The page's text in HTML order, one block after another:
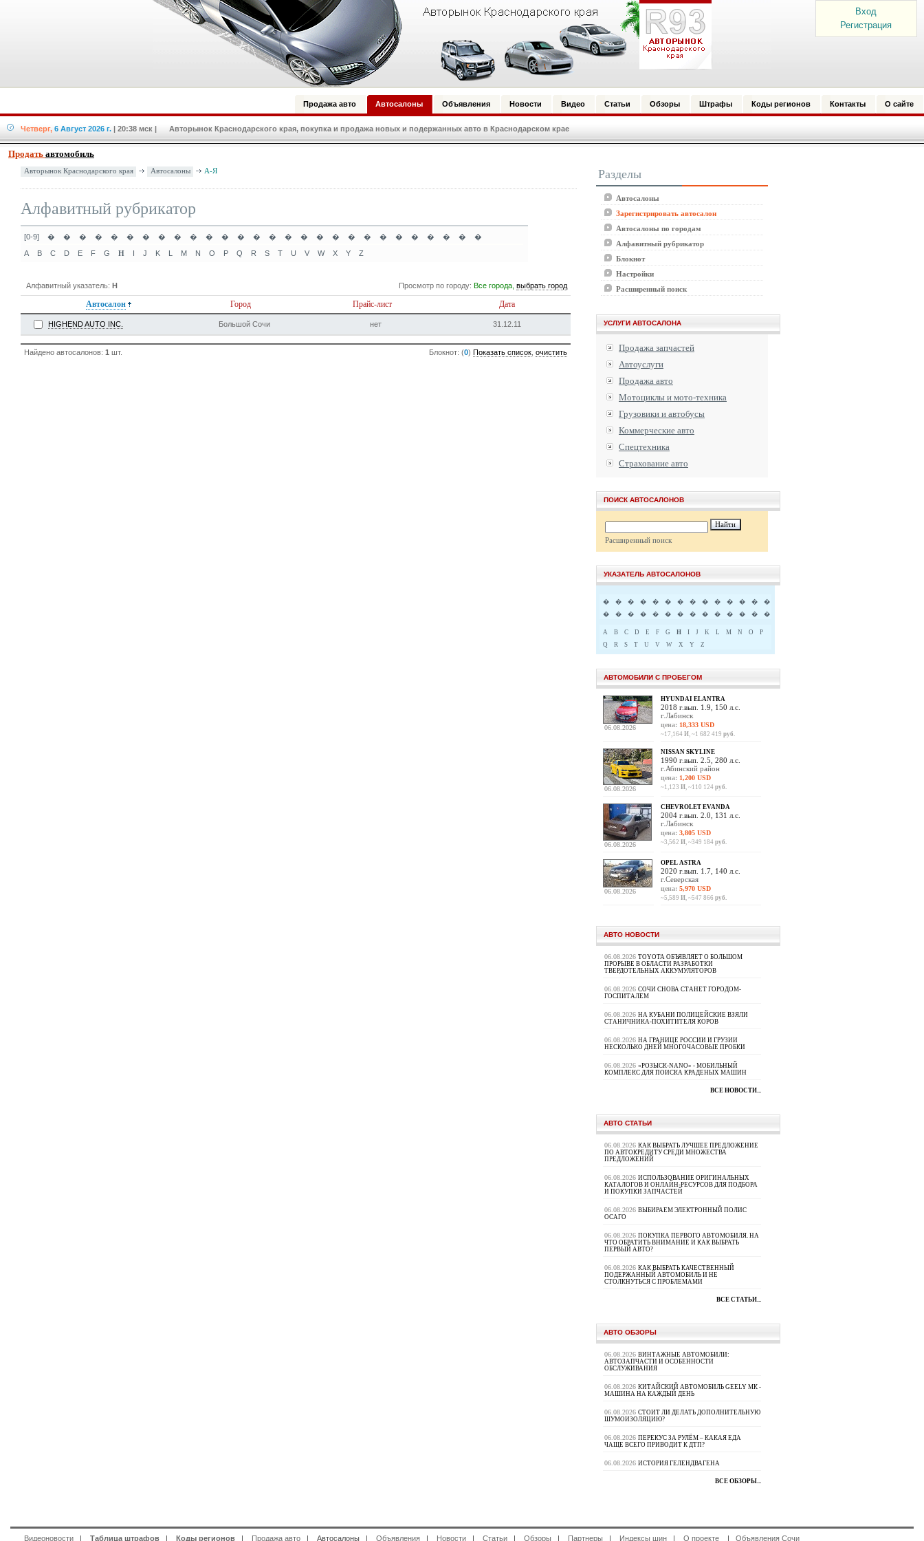
Вход
Регистрация
Продажа авто Автосалоны Объявления Новости Видео Статьи Обзоры Штрафы Коды регионов Контакты О сайте
Четверг, 6 Август 2026 г. | 20:38 мск | Авторынок Краснодарского края, покупка и продажа новых и подержанных авто в Краснодарском крае
Продать автомобиль
Авторынок Краснодарского края Автосалоны А-Я
Алфавитный рубрикатор
[0-9] � � � � � � � � � � � � � � � � � � � � � � � � � � �
�
A
B C D E F G H I J K L M N O P Q R S T U V W X Y Z
Алфавитный указатель:H Просмотр по городу:Все города,выбрать город
Автосалон Город Прайс-лист Дата
HIGHEND AUTO INC. Большой Сочи нет 31.12.11
Найдено автосалонов:1 шт. Блокнот: (0)Показать список ,очистить
Разделы
Автосалоны
Зарегистрировать автосалон
Автосалоны по городам
Алфавитный рубрикатор
Блокнот
Настройки
Расширенный поиск
УСЛУГИ АВТОСАЛОНА
Продажа запчастей
Автоуслуги
Продажа авто
Мотоциклы и мото-техника
Грузовики и автобусы
Коммерческие авто
Спецтехника
Страхование авто
ПОИСК АВТОСАЛОНОВ
Расширенный поиск
УКАЗАТЕЛЬ АВТОСАЛОНОВ
� � � � � � � � � � � � �
�
�
� � � � � � � � � � � � �
A B C D E F G H I J K L M N O
P
Q
R S T U V W X Y Z
АВТОМОБИЛИ С ПРОБЕГОМ
06.08.2026
HYUNDAI ELANTRA
2018 г.вып. 1.9, 150 л.с.
г.Лабинск
цена: 18,333 USD
~17,164 И, ~1 682 419 руб.
06.08.2026
NISSAN SKYLINE
1990 г.вып. 2.5, 280 л.с.
г.Абинский район
цена: 1,200 USD
~1,123 И, ~110 124 руб.
06.08.2026
CHEVROLET EVANDA
2004 г.вып. 2.0, 131 л.с.
г.Лабинск
цена: 3,805 USD
~3,562 И, ~349 184 руб.
06.08.2026
OPEL ASTRA
2020 г.вып. 1.7, 140 л.с.
г.Северская
цена: 5,970 USD
~5,589 И, ~547 866 руб.
АВТО НОВОСТИ
06.08.2026 TOYOTA ОБЪЯВЛЯЕТ О БОЛЬШОМ
ПРОРЫВЕ В ОБЛАСТИ РАЗРАБОТКИ
ТВЕРДОТЕЛЬНЫХ АККУМУЛЯТОРОВ
06.08.2026 СОЧИ СНОВА СТАНЕТ ГОРОДОМ-
ГОСПИТАЛЕМ
06.08.2026 НА КУБАНИ ПОЛИЦЕЙСКИЕ ВЗЯЛИ
СТАНИЧНИКА-ПОХИТИТЕЛЯ КОРОВ
06.08.2026 НА ГРАНИЦЕ РОССИИ И ГРУЗИИ
НЕСКОЛЬКО ДНЕЙ МНОГОЧАСОВЫЕ ПРОБКИ
06.08.2026 «РОЗЫСК-NANO» - МОБИЛЬНЫЙ
КОМПЛЕКС ДЛЯ ПОИСКА КРАДЕНЫХ МАШИН
ВСЕ НОВОСТИ...
АВТО СТАТЬИ
06.08.2026 КАК ВЫБРАТЬ ЛУЧШЕЕ ПРЕДЛОЖЕНИЕ
ПО АВТОКРЕДИТУ СРЕДИ МНОЖЕСТВА
ПРЕДЛОЖЕНИЙ
06.08.2026 ИСПОЛЬЗОВАНИЕ ОРИГИНАЛЬНЫХ
КАТАЛОГОВ И ОНЛАЙН-РЕСУРСОВ ДЛЯ ПОДБОРА
И ПОКУПКИ ЗАПЧАСТЕЙ
06.08.2026 ВЫБИРАЕМ ЭЛЕКТРОННЫЙ ПОЛИС
ОСАГО
06.08.2026 ПОКУПКА ПЕРВОГО АВТОМОБИЛЯ. НА
ЧТО ОБРАТИТЬ ВНИМАНИЕ И КАК ВЫБРАТЬ
ПЕРВЫЙ АВТО?
06.08.2026 КАК ВЫБРАТЬ КАЧЕСТВЕННЫЙ
ПОДЕРЖАННЫЙ АВТОМОБИЛЬ И НЕ
СТОЛКНУТЬСЯ С ПРОБЛЕМАМИ
ВСЕ СТАТЬИ...
АВТО ОБЗОРЫ
06.08.2026 ВИНТАЖНЫЕ АВТОМОБИЛИ:
АВТОЗАПЧАСТИ И ОСОБЕННОСТИ
ОБСЛУЖИВАНИЯ
06.08.2026 КИТАЙСКИЙ АВТОМОБИЛЬ GEELY МК -
МАШИНА НА КАЖДЫЙ ДЕНЬ
06.08.2026 СТОИТ ЛИ ДЕЛАТЬ ДОПОЛНИТЕЛЬНУЮ
ШУМОИЗОЛЯЦИЮ?
06.08.2026 ПЕРЕКУС ЗА РУЛЁМ – КАКАЯ ЕДА
ЧАЩЕ ВСЕГО ПРИВОДИТ К ДТП?
06.08.2026 ИСТОРИЯ ГЕЛЕНДВАГЕНА
ВСЕ ОБЗОРЫ...
Видеоновости | Таблица штрафов | Коды регионов | Продажа авто | Автосалоны | Объявления | Новости | Статьи | Обзоры | Партнеры | Индексы шин | О проекте | Объявления Сочи